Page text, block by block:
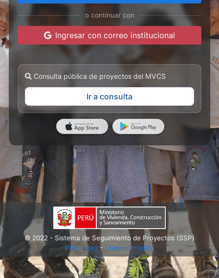
o continuar con
Ingresar con correo institucional
Consulta pública de proyectos del MVCS
Ir a consulta
© 2022 - Sistema de Seguimiento de Proyectos (SSP)
Privacidad - Consentimiento